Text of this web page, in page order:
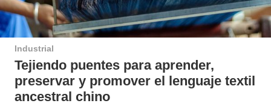
Industrial
Tejiendo puentes para aprender,
preservar y promover el lenguaje textil
ancestral chino